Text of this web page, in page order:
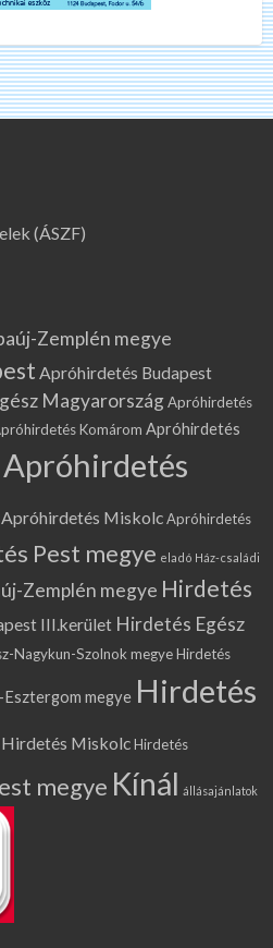
(ÁSZF)
Zemplén megye
Apróhirdetés Budapest
MagyarországApróhirdetés
Komárom Apróhirdetés
Apróhirdetés
Apróhirdetés MiskolcApróhirdetés
Pest megye eladó Ház-családi
Zemplén megye Hirdetés
III.kerület Hirdetés Egész
Nagykun-Szolnok megyeHirdetés
megye Hirdetés
Hirdetés MiskolcHirdetés
megye Kínál állásajánlatok